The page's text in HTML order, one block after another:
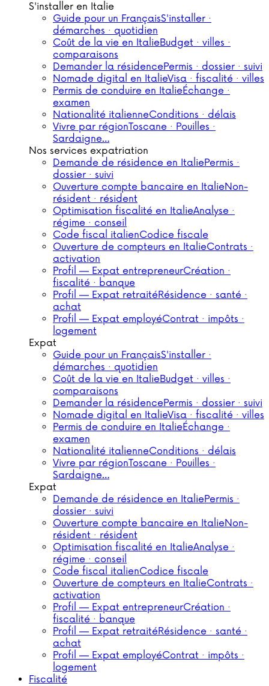
S'installer en Italie
Guide pour un FrançaisS'installer ·
démarches · quotidien
Coût de la vie en ItalieBudget · villes ·
comparaisons
Demander la résidencePermis · dossier · suivi
Nomade digital en ItalieVisa · fiscalité · villes
Permis de conduire en ItalieÉchange ·
examen
Nationalité italienneConditions · délais
Vivre par régionToscane · Pouilles ·
Sardaigne…
Nos services expatriation
Demande de résidence en ItaliePermis ·
dossier · suivi
Ouverture compte bancaire en ItalieNon-
résident · résident
Optimisation fiscalité en ItalieAnalyse ·
régime · conseil
Code fiscal italienCodice fiscale
Ouverture de compteurs en ItalieContrats ·
activation
Profil — Expat entrepreneurCréation ·
fiscalité · banque
Profil — Expat retraitéRésidence · santé ·
achat
Profil — Expat employéContrat · impôts ·
logement
Expat
Guide pour un FrançaisS'installer ·
démarches · quotidien
Coût de la vie en ItalieBudget · villes ·
comparaisons
Demander la résidencePermis · dossier · suivi
Nomade digital en ItalieVisa · fiscalité · villes
Permis de conduire en ItalieÉchange ·
examen
Nationalité italienneConditions · délais
Vivre par régionToscane · Pouilles ·
Sardaigne…
Expat
Demande de résidence en ItaliePermis ·
dossier · suivi
Ouverture compte bancaire en ItalieNon-
résident · résident
Optimisation fiscalité en ItalieAnalyse ·
régime · conseil
Code fiscal italienCodice fiscale
Ouverture de compteurs en ItalieContrats ·
activation
Profil — Expat entrepreneurCréation ·
fiscalité · banque
Profil — Expat retraitéRésidence · santé ·
achat
Profil — Expat employéContrat · impôts ·
logement
Fiscalité